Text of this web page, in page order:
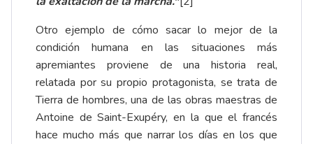
Otro ejemplo de cómo sacar lo mejor de la
condición humana en las situaciones más
apremiantes proviene de una historia real,
relatada por su propio protagonista, se trata de
Tierra de hombres, una de las obras maestras de
Antoine de Saint-Exupéry, en la que el francés
hace mucho más que narrar los días en los que